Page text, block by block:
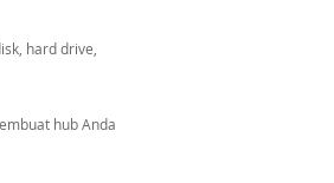
hard drive,
hub Anda